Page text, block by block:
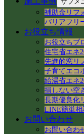
補助金リフ
バリアフリ
お役立ち情報
お役立ちブ
住宅省エネ
先進的窓リ
子育てエコ
給湯省エネ
損しない空
長期優良化
LINE簡単相
お問い合わせ
お問い合わ
橋を巡
【空き
地域お
援！
岐阜県
と境界
岐阜県
去前の
岐阜市
換！ア
岐阜県
者募集